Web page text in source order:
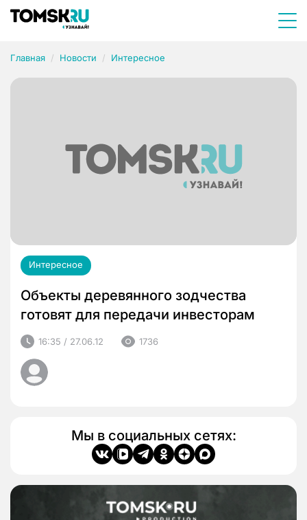
Главная Новости Интересное
Интересное
Объекты деревянного зодчества
готовят для передачи инвесторам
16:35 / 27.06.12 1736
Мы в социальных сетях: